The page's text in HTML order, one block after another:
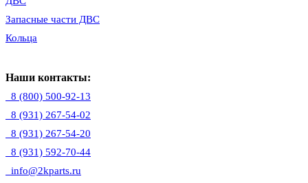
Запасные части ДВС
Кольца
Наши контакты:
8 (800) 500-92-13
8 (931) 267-54-02
8 (931) 267-54-20
8 (931) 592-70-44
info@2kparts.ru